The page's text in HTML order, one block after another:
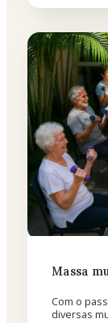
Massa
Com o
diversas